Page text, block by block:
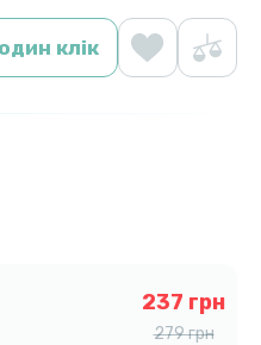
клік
237 грн
279 грн